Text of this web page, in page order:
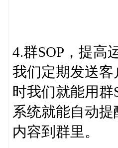
4.群SOP，提高
我们定期发送
时我们就能用
系统就能自动
内容到群里。